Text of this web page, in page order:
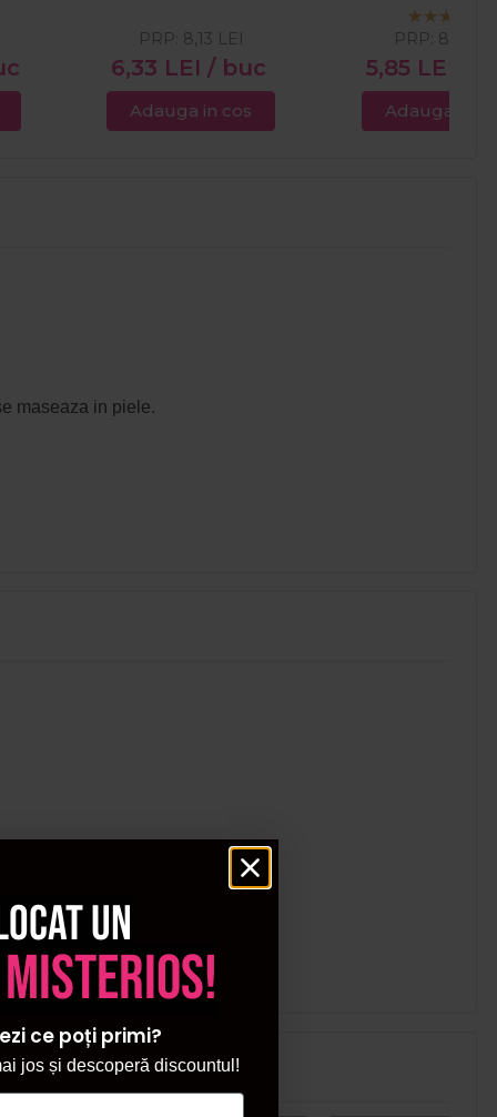
6,33 LEI / buc
PRP: 8,13 LEI
Adauga in cos
5,85 LEI
PRP: 8,13
Adauga in
maseaza in piele.
un
ce poți primi?
jos și descoperă discountul!